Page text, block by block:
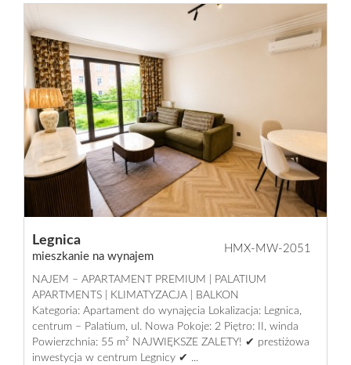
Legnica
mieszkanie na wynajem
HMX-MW-2051
NAJEM – APARTAMENT PREMIUM | PALATIUM
APARTMENTS | KLIMATYZACJA | BALKON
Kategoria: Apartament do wynajęcia Lokalizacja: Legnica,
centrum – Palatium, ul. Nowa Pokoje: 2 Piętro: II, winda
Powierzchnia: 55 m² NAJWIĘKSZE ZALETY! ✔ prestiżowa
inwestycja w centrum Legnicy ✔ ...